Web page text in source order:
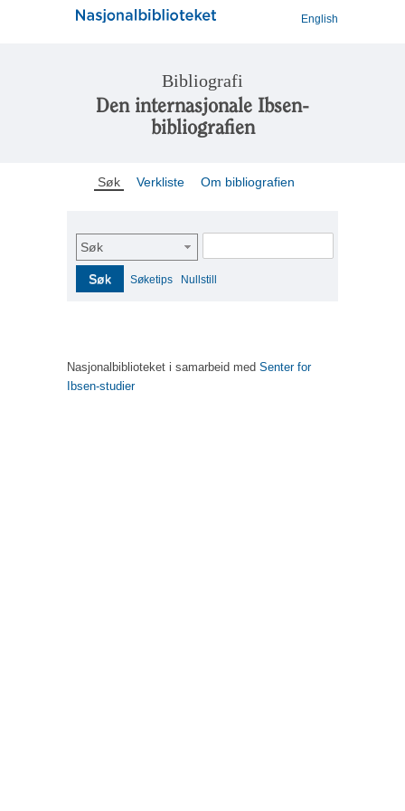
English
Bibliografi
Den internasjonale Ibsen-
bibliografien
Søk Verkliste Om bibliografien
Søk
Søk Søketips Nullstill
Nasjonalbiblioteket i samarbeid med Senter for
Ibsen-studier